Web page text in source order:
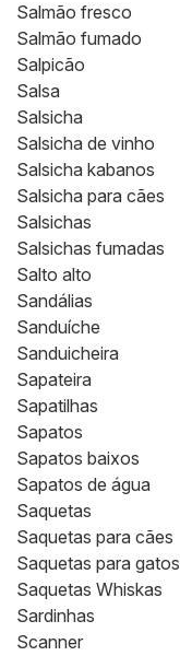
Salmão fresco
Salmão fumado
Salpicão
Salsa
Salsicha
Salsicha de vinho
Salsicha kabanos
Salsicha para cães
Salsichas
Salsichas fumadas
Salto alto
Sandálias
Sanduíche
Sanduicheira
Sapateira
Sapatilhas
Sapatos
Sapatos baixos
Sapatos de água
Saquetas
Saquetas para cães
Saquetas para gatos
Saquetas Whiskas
Sardinhas
Scanner